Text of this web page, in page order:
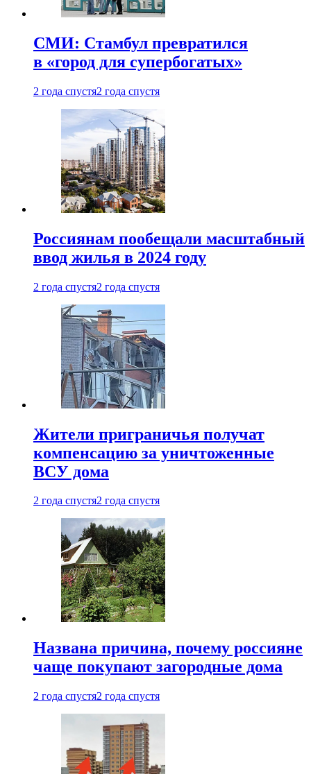
СМИ: Стамбул превратился
в «город для супербогатых»
2 года спустя2 года спустя
Россиянам пообещали масштабный
ввод жилья в 2024 году
2 года спустя2 года спустя
Жители приграничья получат
компенсацию за уничтоженные
ВСУ дома
2 года спустя2 года спустя
Названа причина, почему россияне
чаще покупают загородные дома
2 года спустя2 года спустя